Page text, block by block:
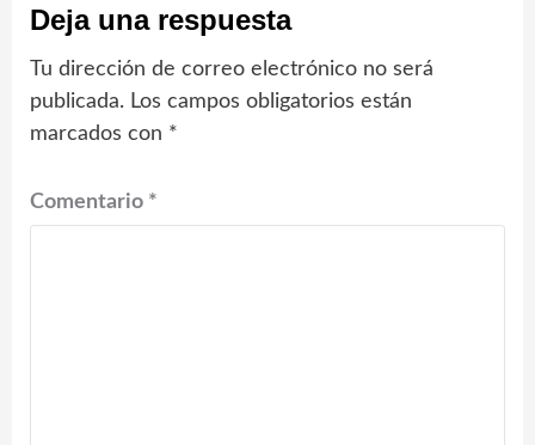
Deja una respuesta
Tu dirección de correo electrónico no será
publicada. Los campos obligatorios están
marcados con *
Comentario *